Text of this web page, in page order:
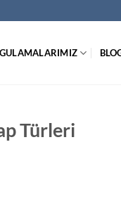
Türleri